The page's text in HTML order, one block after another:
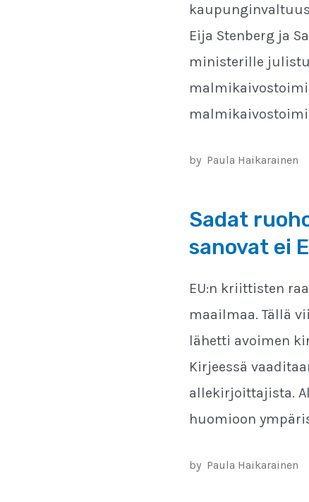
Eija Stenberg ja
ministerille
by Paula Haikarainen
Sadat
sanovat ei
EU:n kriittisten
maailmaa. Tällä
lähetti avoimen
Kirjeessä
allekirjoittajista.
huomioon
by Paula Haikarainen